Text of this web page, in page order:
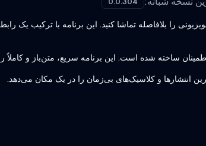
0.0.304
را بلافاصله تماشا کنید. این برنامه با ترکیب یک